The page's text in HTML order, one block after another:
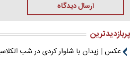
ارسال دیدگاه
پربازدیدترین
عکس | زیدان با شلوار کردی در شب